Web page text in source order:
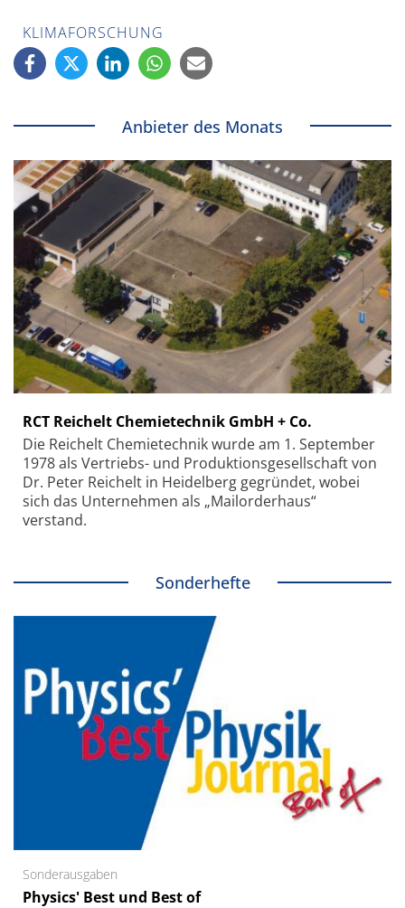
KLIMAFORSCHUNG
Anbieter des Monats
RCT Reichelt Chemietechnik GmbH + Co.
Die Reichelt Chemietechnik wurde am 1. September
1978 als Vertriebs- und Produktionsgesellschaft von
Dr. Peter Reichelt in Heidelberg gegründet, wobei
sich das Unternehmen als „Mailorderhaus“
verstand.
Sonderhefte
Sonderausgaben
Physics' Best und Best of